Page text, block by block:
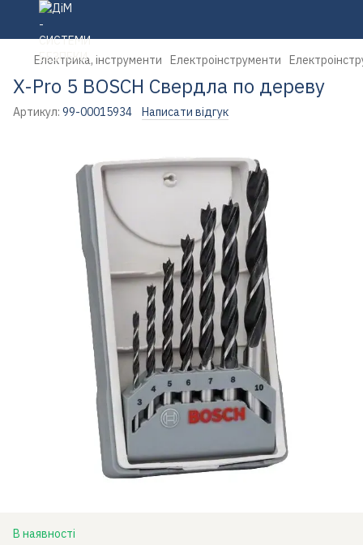
Електрика, інструменти Електроінструменти
X-Pro 5 BOSCH Свердла по дереву
Артикул: 99-00015934 Написати відгук
В наявності